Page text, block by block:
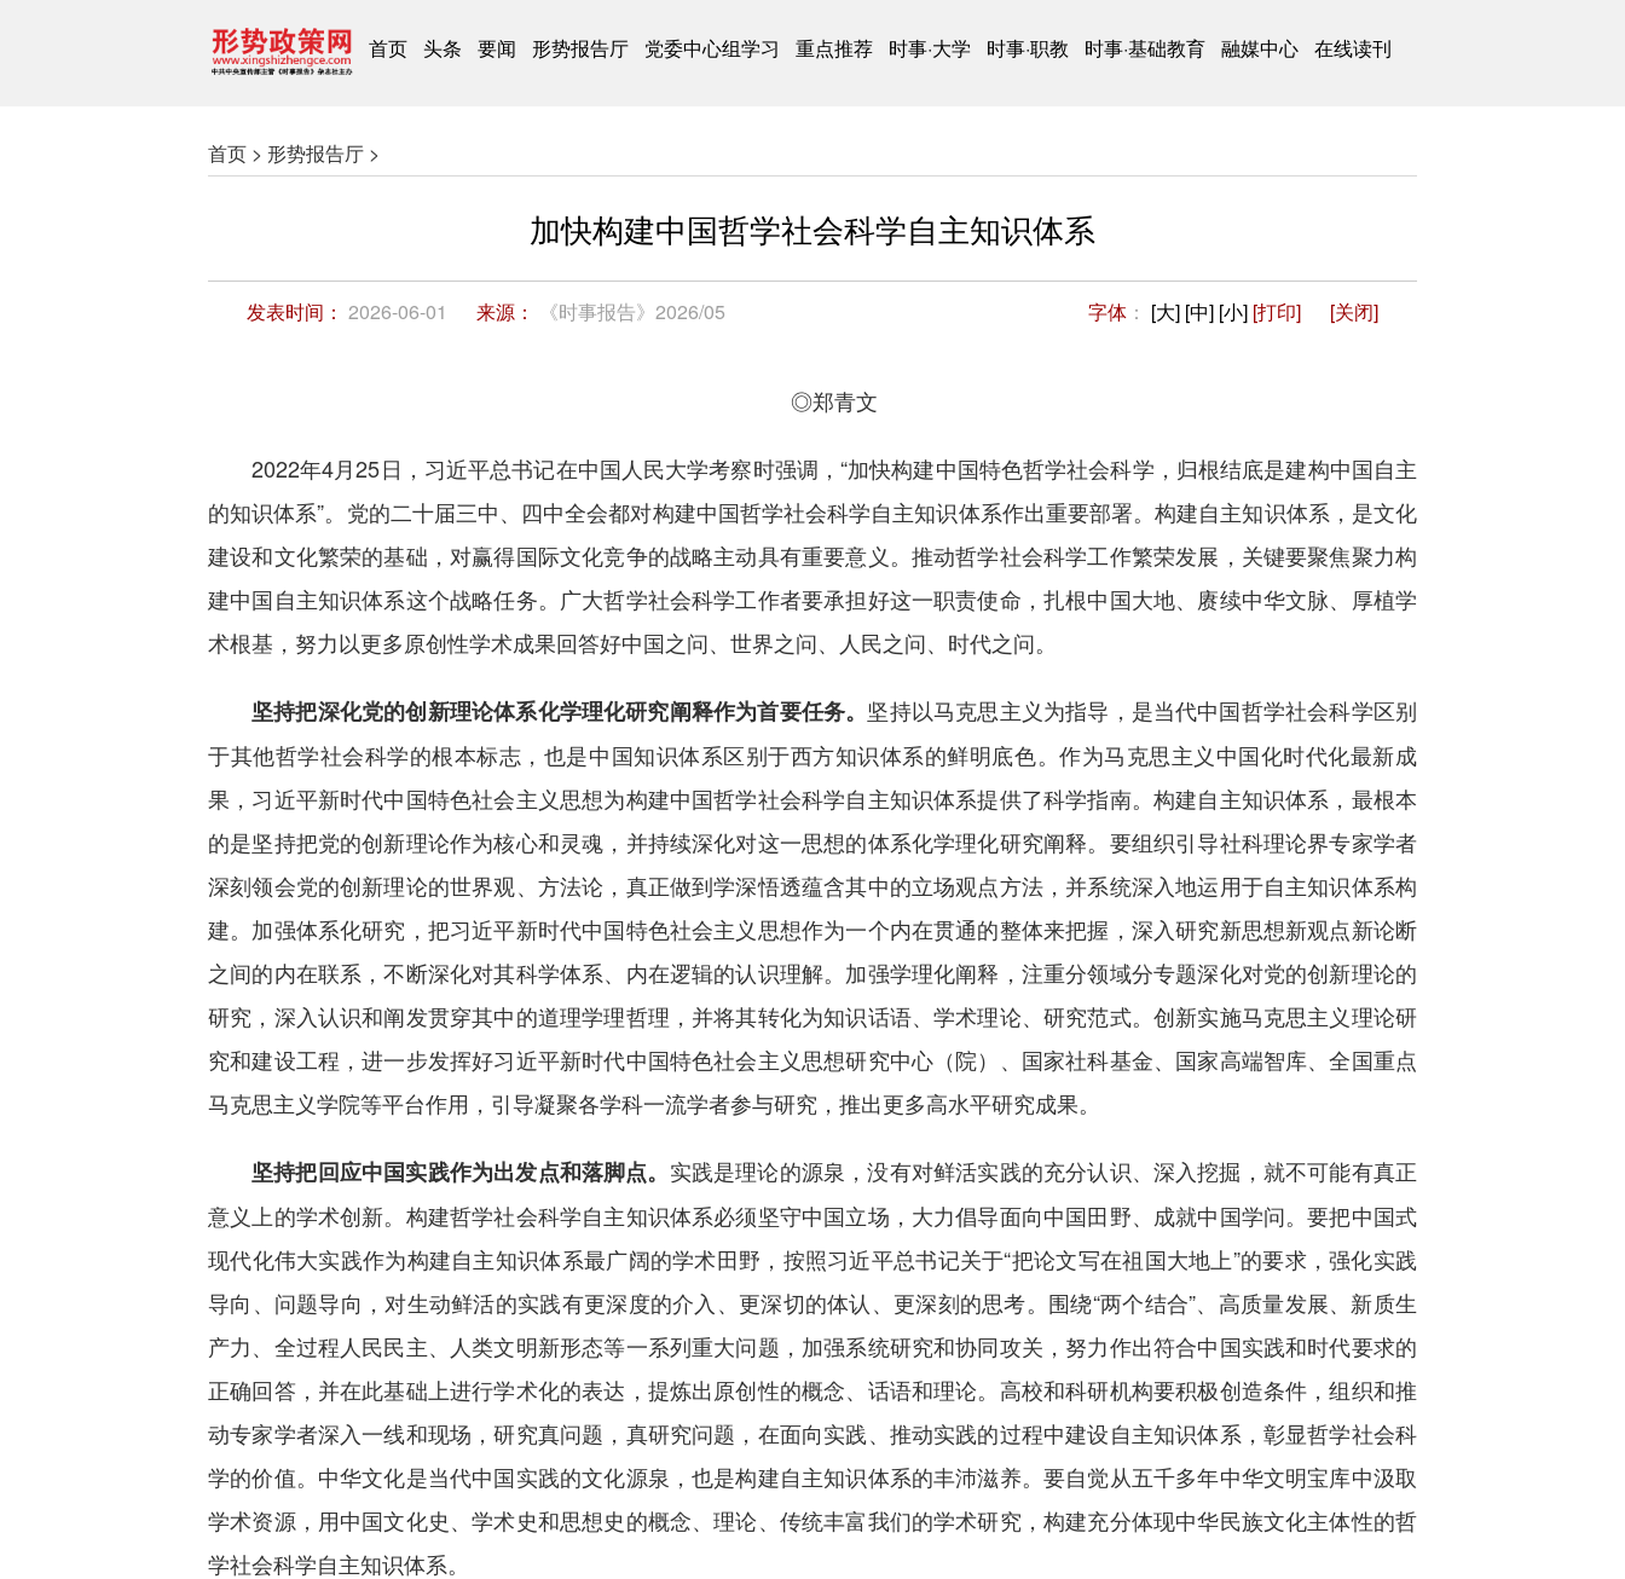
首页 头条 要闻 形势报告厅 党委中心组学习 重点推荐 时事·大学 时事·职教 时事·基础教育 融媒中心 在线读刊
首页 > 形势报告厅 >
加快构建中国哲学社会科学自主知识体系
发表时间： 2026-06-01 来源： 《时事报告》2026/05 字体 ： [大] [中] [小] [打印] [关闭]
◎郑青文
2022年4月25日，习近平总书记在中国人民大学考察时强调，“加快构建中国特色哲学社会科学，归根结底是建构中国自主
的知识体系”。党的二十届三中、四中全会都对构建中国哲学社会科学自主知识体系作出重要部署。构建自主知识体系，是文化
建设和文化繁荣的基础，对赢得国际文化竞争的战略主动具有重要意义。推动哲学社会科学工作繁荣发展，关键要聚焦聚力构
建中国自主知识体系这个战略任务。广大哲学社会科学工作者要承担好这一职责使命，扎根中国大地、赓续中华文脉、厚植学
术根基，努力以更多原创性学术成果回答好中国之问、世界之问、人民之问、时代之问。
坚持把深化党的创新理论体系化学理化研究阐释作为首要任务。 坚持以马克思主义为指导，是当代中国哲学社会科学区别
于其他哲学社会科学的根本标志，也是中国知识体系区别于西方知识体系的鲜明底色。作为马克思主义中国化时代化最新成
果，习近平新时代中国特色社会主义思想为构建中国哲学社会科学自主知识体系提供了科学指南。构建自主知识体系，最根本
的是坚持把党的创新理论作为核心和灵魂，并持续深化对这一思想的体系化学理化研究阐释。要组织引导社科理论界专家学者
深刻领会党的创新理论的世界观、方法论，真正做到学深悟透蕴含其中的立场观点方法，并系统深入地运用于自主知识体系构
建。加强体系化研究，把习近平新时代中国特色社会主义思想作为一个内在贯通的整体来把握，深入研究新思想新观点新论断
之间的内在联系，不断深化对其科学体系、内在逻辑的认识理解。加强学理化阐释，注重分领域分专题深化对党的创新理论的
研究，深入认识和阐发贯穿其中的道理学理哲理，并将其转化为知识话语、学术理论、研究范式。创新实施马克思主义理论研
究和建设工程，进一步发挥好习近平新时代中国特色社会主义思想研究中心（院）、国家社科基金、国家高端智库、全国重点
马克思主义学院等平台作用，引导凝聚各学科一流学者参与研究，推出更多高水平研究成果。
坚持把回应中国实践作为出发点和落脚点。 实践是理论的源泉，没有对鲜活实践的充分认识、深入挖掘，就不可能有真正
意义上的学术创新。构建哲学社会科学自主知识体系必须坚守中国立场，大力倡导面向中国田野、成就中国学问。要把中国式
现代化伟大实践作为构建自主知识体系最广阔的学术田野，按照习近平总书记关于“把论文写在祖国大地上”的要求，强化实践
导向、问题导向，对生动鲜活的实践有更深度的介入、更深切的体认、更深刻的思考。围绕“两个结合”、高质量发展、新质生
产力、全过程人民民主、人类文明新形态等一系列重大问题，加强系统研究和协同攻关，努力作出符合中国实践和时代要求的
正确回答，并在此基础上进行学术化的表达，提炼出原创性的概念、话语和理论。高校和科研机构要积极创造条件，组织和推
动专家学者深入一线和现场，研究真问题，真研究问题，在面向实践、推动实践的过程中建设自主知识体系，彰显哲学社会科
学的价值。中华文化是当代中国实践的文化源泉，也是构建自主知识体系的丰沛滋养。要自觉从五千多年中华文明宝库中汲取
学术资源，用中国文化史、学术史和思想史的概念、理论、传统丰富我们的学术研究，构建充分体现中华民族文化主体性的哲
学社会科学自主知识体系。